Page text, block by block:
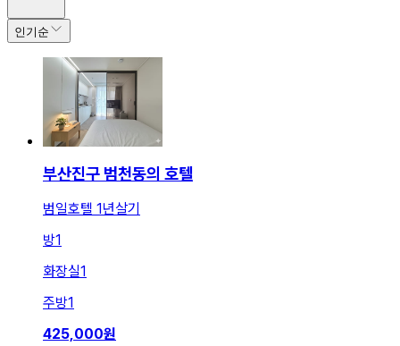
인기순
부산진구 범천동의 호텔
범일호텔 1년살기
방1
화장실1
주방1
425,000원